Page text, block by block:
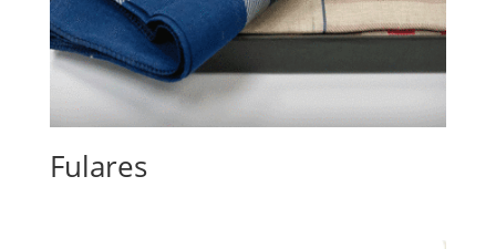
Fulares